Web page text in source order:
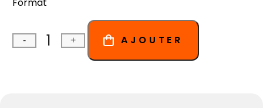
Quantité
- + AJOUTER